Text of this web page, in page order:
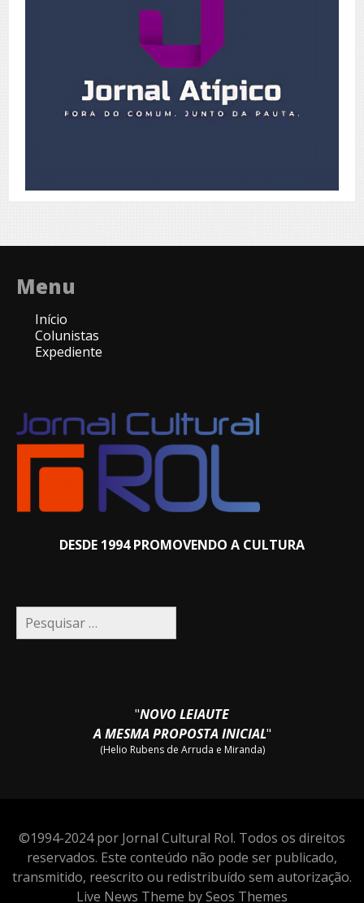
Menu
Início
Colunistas
Expediente
DESDE 1994 PROMOVENDO A CULTURA
Pesquisar
por:
"NOVO LEIAUTE
A MESMA PROPOSTA INICIAL"
(Helio Rubens de Arruda e Miranda)
©1994-2024 por Jornal Cultural Rol. Todos os direitos
reservados. Este conteúdo não pode ser publicado,
transmitido, reescrito ou redistribuído sem autorização.
Live News Theme by Seos Themes